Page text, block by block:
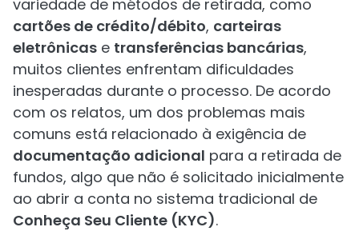
variedade de métodos de retirada, como
cartões de crédito/débito, carteiras
eletrônicas e transferências bancárias,
muitos clientes enfrentam dificuldades
inesperadas durante o processo. De acordo
com os relatos, um dos problemas mais
comuns está relacionado à exigência de
documentação adicional para a retirada de
fundos, algo que não é solicitado inicialmente
ao abrir a conta no sistema tradicional de
Conheça Seu Cliente (KYC).